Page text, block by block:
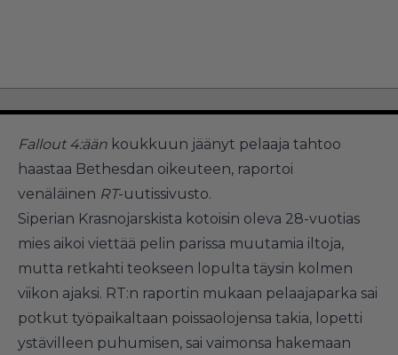
Fallout 4:ään koukkuun jäänyt pelaaja tahtoo
haastaa Bethesdan oikeuteen, raportoi
venäläinen RT-uutissivusto.
Siperian Krasnojarskista kotoisin oleva 28-vuotias
mies aikoi viettää pelin parissa muutamia iltoja,
mutta retkahti teokseen lopulta täysin kolmen
viikon ajaksi. RT:n raportin mukaan pelaajaparka sai
potkut työpaikaltaan poissaolojensa takia, lopetti
ystävilleen puhumisen, sai vaimonsa hakemaan